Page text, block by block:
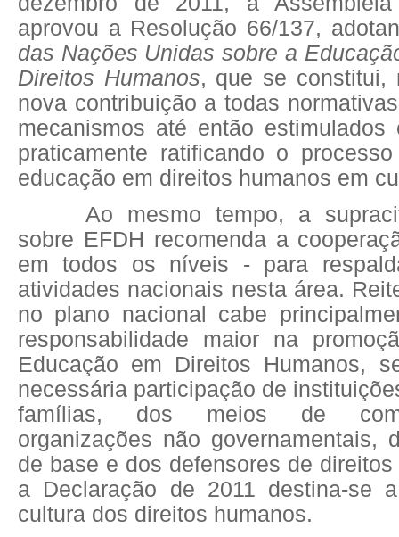
aprovou a Resolução 66/137,
das Nações Unidas sobre a
Direitos Humanos, que se constitui,
nova contribuição a todas
mecanismos até então estimulados
praticamente ratificando o
educação em direitos humanos em
Ao mesmo tempo, a
sobre EFDH recomenda a
em todos os níveis - para
atividades nacionais nesta área.
no plano nacional cabe
responsabilidade maior na
Educação em Direitos Humanos,
necessária participação de
famílias, dos meios de
organizações não governamentais,
de base e dos defensores de
a Declaração de 2011 destina-se
cultura dos direitos humanos.